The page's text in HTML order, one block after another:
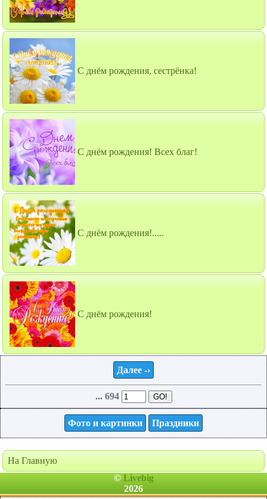
С днём рождения, сестрёнка!
С днём рождения! Всех благ!
С днём рождения!.....
С днём рождения!
Далее -›
... 694
Фото и картинки Праздники
На Главную
© Livebig
2026